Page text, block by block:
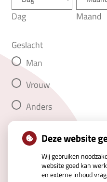
Dag Maand
Geslacht
Man
Vrouw
Anders
VolgendeDeze website
Wij gebruiken
website goed kan
en externe inhoud